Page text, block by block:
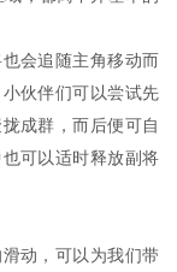
会追随主角移动而
伙伴们可以尝试先
成群，而后便可自
可以适时释放副将
动，可以为我们带